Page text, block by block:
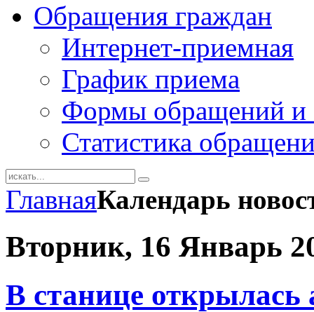
Обращения граждан
Интернет-приемная
График приема
Формы обращений и
Статистика
ГлавнаяКалендарь
Вторник, 16 Январь
В станице открылась